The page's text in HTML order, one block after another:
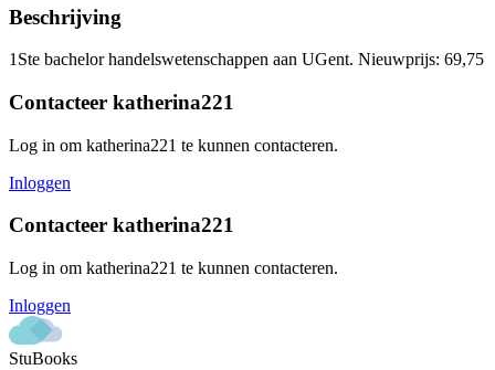
Beschrijving
1Ste bachelor handelswetenschappen aan UGent. Nieuwprijs: 69,75
Contacteer katherina221
Log in om katherina221 te kunnen contacteren.
Inloggen
Contacteer katherina221
Log in om katherina221 te kunnen contacteren.
Inloggen
StuBooks